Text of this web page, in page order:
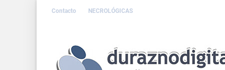
Contacto NECROLÓGICAS